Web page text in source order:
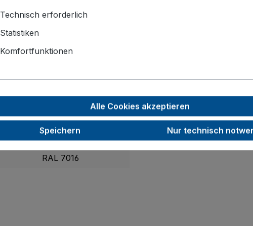
1200 x 775
200
40
500
47,5
RAL 7016
Technisch erforderlich
Statistiken
Komfortfunktionen
Alle Cookies akzeptieren
Speichern Nur technisch